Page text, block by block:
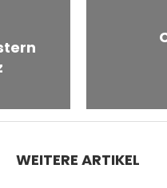
WEITERE ARTIKEL